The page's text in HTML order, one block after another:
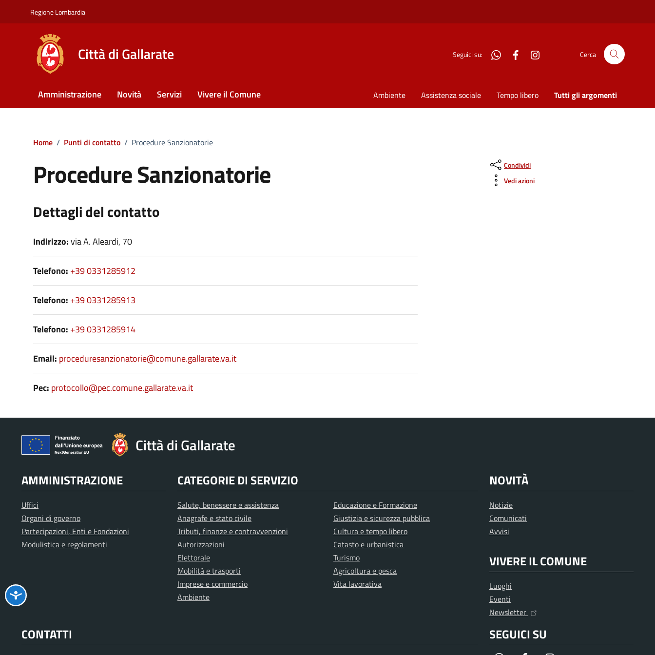
Regione Lombardia
Città di Gallarate Seguici su: WhatsAppFacebook Cerca
Amministrazione Novità Servizi Vivere il Comune Ambiente Assistenza sociale Tempo libero Tutti gli argomenti
Home / Punti di contatto / Procedure Sanzionatorie
Procedure Sanzionatorie
Dettagli del contatto
Indirizzo:via A. Aleardi, 70
Telefono: +39 0331285912
Telefono: +39 0331285913
Telefono: +39 0331285914
Email: proceduresanzionatorie@comune.gallarate.va.it
Pec: protocollo@pec.comune.gallarate.va.it
Condividi
Vedi azioni
Città di Gallarate
AMMINISTRAZIONE
Uffici
Organi di governo
Partecipazioni, Enti e Fondazioni
Modulistica e regolamenti
CATEGORIE DI SERVIZIO
Salute, benessere e assistenza
Anagrafe e stato civile
Tributi, finanze e contravvenzioni
Autorizzazioni
Elettorale
Mobilità e trasporti
Imprese e commercio
Ambiente
Educazione e Formazione
Giustizia e sicurezza pubblica
Cultura e tempo libero
Catasto e urbanistica
Turismo
Agricoltura e pesca
Vita lavorativa
NOVITÀ
Notizie
Comunicati
Avvisi
VIVERE IL COMUNE
Luoghi
Eventi
Newsletter
CONTATTI SEGUICI SU